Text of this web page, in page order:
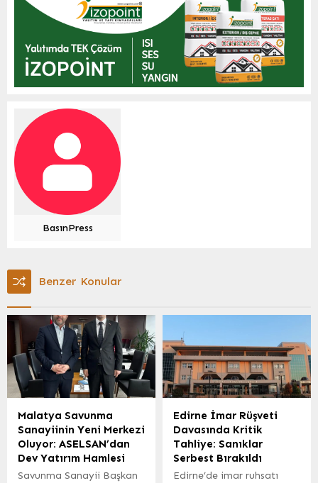
BasınPress
Benzer Konular
Malatya Savunma
Sanayiinin Yeni Merkezi
Oluyor: ASELSAN’dan
Dev Yatırım Hamlesi
Savunma Sanayii Başkan
Edirne İmar Rüşveti
Davasında Kritik
Tahliye: Sanıklar
Serbest Bırakıldı
Edirne’de imar ruhsatı